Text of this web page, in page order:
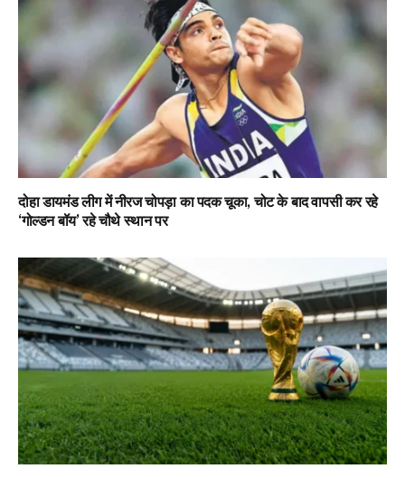
दोहा डायमंड लीग में नीरज चोपड़ा का पदक चूका, चोट के बाद वापसी कर रहे
‘गोल्डन बॉय’ रहे चौथे स्थान पर